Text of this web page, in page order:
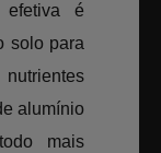
efetiva é
solo para
alumínio
mais